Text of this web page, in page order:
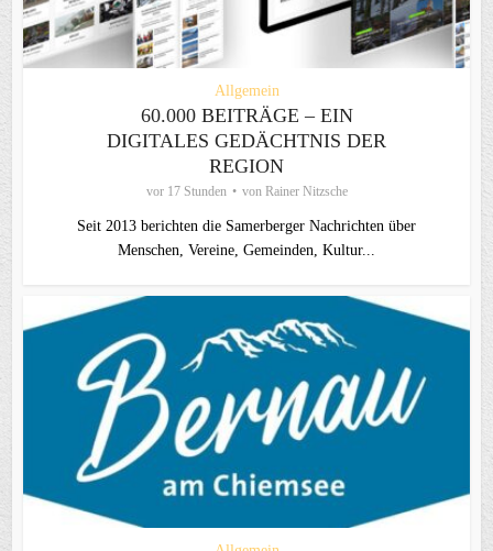
Allgemein
60.000 BEITRÄGE – EIN
DIGITALES GEDÄCHTNIS DER
REGION
vor 17 Stunden von Rainer Nitzsche
Seit 2013 berichten die Samerberger Nachrichten über
Menschen, Vereine, Gemeinden, Kultur...